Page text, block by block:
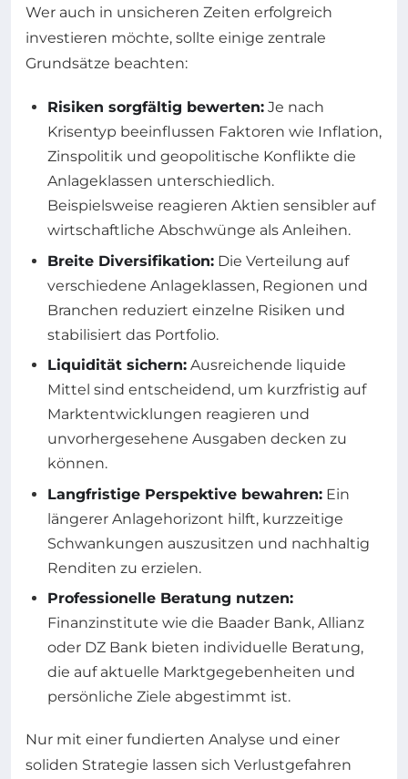
Wer auch in unsicheren Zeiten erfolgreich
investieren möchte, sollte einige zentrale
Grundsätze beachten:
Risiken sorgfältig bewerten: Je nach
Krisentyp beeinflussen Faktoren wie Inflation,
Zinspolitik und geopolitische Konflikte die
Anlageklassen unterschiedlich.
Beispielsweise reagieren Aktien sensibler auf
wirtschaftliche Abschwünge als Anleihen.
Breite Diversifikation: Die Verteilung auf
verschiedene Anlageklassen, Regionen und
Branchen reduziert einzelne Risiken und
stabilisiert das Portfolio.
Liquidität sichern: Ausreichende liquide
Mittel sind entscheidend, um kurzfristig auf
Marktentwicklungen reagieren und
unvorhergesehene Ausgaben decken zu
können.
Langfristige Perspektive bewahren: Ein
längerer Anlagehorizont hilft, kurzzeitige
Schwankungen auszusitzen und nachhaltig
Renditen zu erzielen.
Professionelle Beratung nutzen:
Finanzinstitute wie die Baader Bank, Allianz
oder DZ Bank bieten individuelle Beratung,
die auf aktuelle Marktgegebenheiten und
persönliche Ziele abgestimmt ist.
Nur mit einer fundierten Analyse und einer
soliden Strategie lassen sich Verlustgefahren